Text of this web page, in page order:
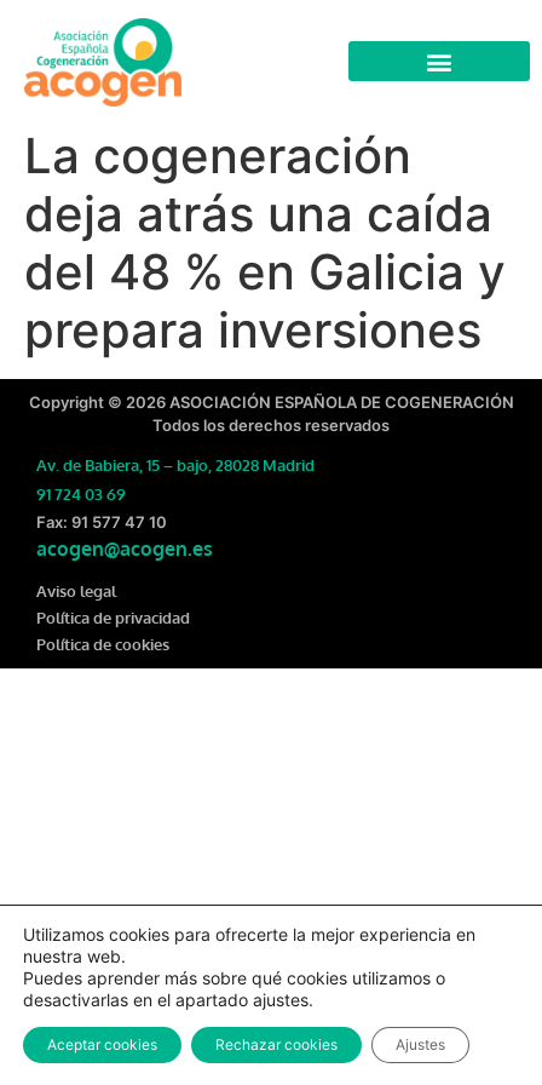
La cogeneración
deja atrás una caída
del 48 % en Galicia y
prepara inversiones
Copyright © 2026 ASOCIACIÓN ESPAÑOLA DE COGENERACIÓN
Todos los derechos reservados
Av. de Babiera, 15 – bajo, 28028 Madrid
91 724 03 69
Fax: 91 577 47 10
acogen@acogen.es
Aviso legal
Política de privacidad
Política de cookies
Utilizamos cookies para ofrecerte la mejor experiencia en
nuestra web.
Puedes aprender más sobre qué cookies utilizamos o
desactivarlas en el apartado ajustes.
Aceptar cookies Rechazar cookies Ajustes